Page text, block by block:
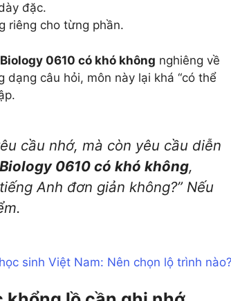
đặc.
riêng cho từng phần.
Biology 0610 có khó không nghiêng về
dạng câu hỏi, môn này lại khá “có thể
cầu nhớ, mà còn yêu cầu diễn
Biology 0610 có khó không,
Anh đơn giản không?” Nếu
sinh Việt Nam: Nên chọn lộ trình